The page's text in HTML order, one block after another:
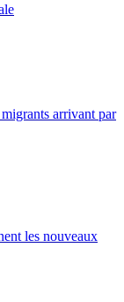
arrivant par
les nouveaux